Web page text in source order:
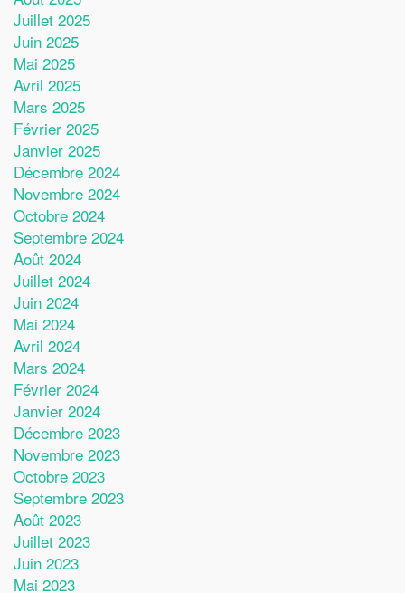
Juillet 2025
Juin 2025
Mai 2025
Avril 2025
Mars 2025
Février 2025
Janvier 2025
Décembre 2024
Novembre 2024
Octobre 2024
Septembre 2024
Août 2024
Juillet 2024
Juin 2024
Mai 2024
Avril 2024
Mars 2024
Février 2024
Janvier 2024
Décembre 2023
Novembre 2023
Octobre 2023
Septembre 2023
Août 2023
Juillet 2023
Juin 2023
Mai 2023